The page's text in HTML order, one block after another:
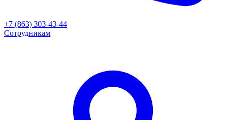
+7 (863) 303-43-44
Сотрудникам